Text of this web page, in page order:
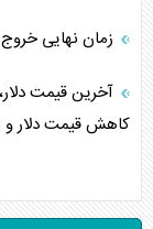
زمان نهایی خروج
کاهش قیمت دلار و